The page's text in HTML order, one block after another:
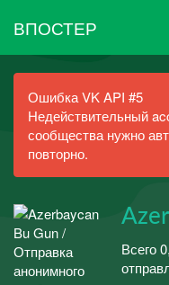
ВПОСТЕР
Ошибка VK API #5
Недействительный
сообщества нужно
повторно.
Всего